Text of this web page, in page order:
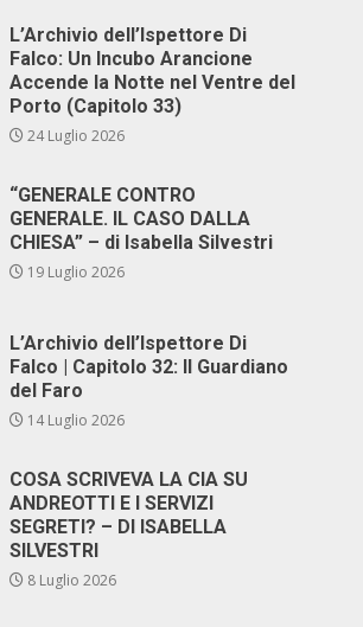
L’Archivio dell’Ispettore Di
Falco: Un Incubo Arancione
Accende la Notte nel Ventre del
Porto (Capitolo 33)
24 Luglio 2026
“GENERALE CONTRO
GENERALE. IL CASO DALLA
CHIESA” – di Isabella Silvestri
19 Luglio 2026
L’Archivio dell’Ispettore Di
Falco | Capitolo 32: Il Guardiano
del Faro
14 Luglio 2026
COSA SCRIVEVA LA CIA SU
ANDREOTTI E I SERVIZI
SEGRETI? – DI ISABELLA
SILVESTRI
8 Luglio 2026